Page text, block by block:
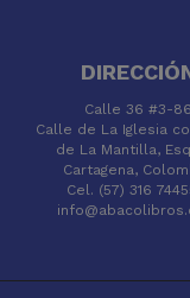
Calle 36 #3-86
Calle de La Iglesia
de La Mantilla,
Cartagena,
Cel. (57) 316